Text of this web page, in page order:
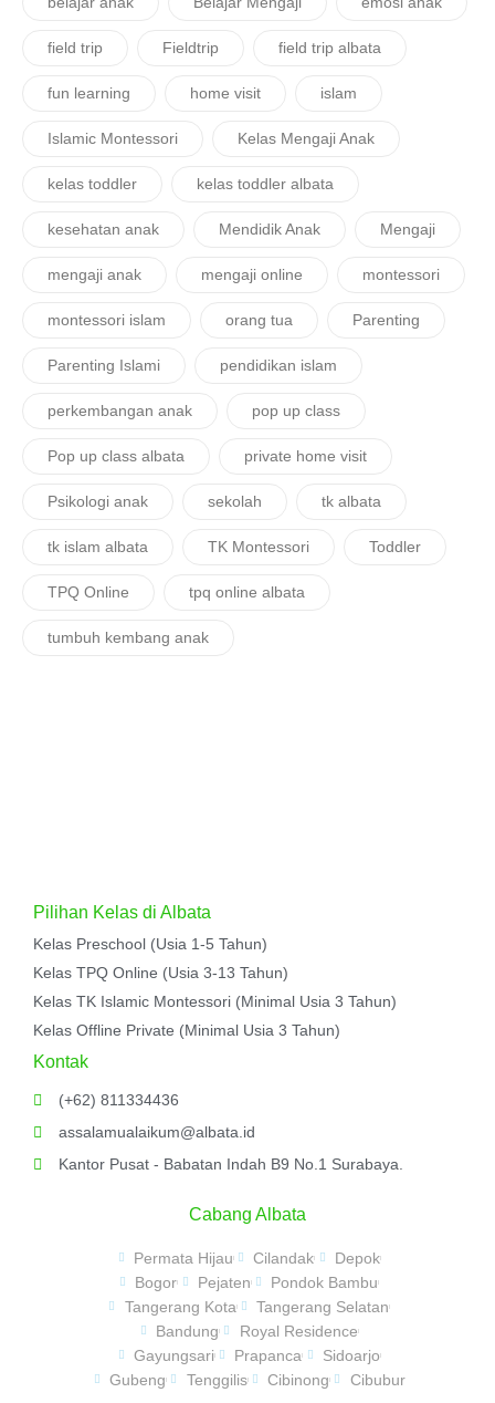
field trip Fieldtrip field trip albata
fun learning home visit islam
Islamic Montessori Kelas Mengaji Anak
kelas toddler kelas toddler albata
kesehatan anak Mendidik Anak Mengaji
mengaji anak mengaji online montessori
montessori islam orang tua Parenting
Parenting Islami pendidikan islam
perkembangan anak pop up class
Pop up class albata private home visit
Psikologi anak sekolah tk albata
tk islam albata TK Montessori Toddler
TPQ Online tpq online albata
tumbuh kembang anak
Pilihan Kelas di Albata
Kelas Preschool (Usia 1-5 Tahun)
Kelas TPQ Online (Usia 3-13 Tahun)
Kelas TK Islamic Montessori (Minimal Usia 3 Tahun)
Kelas Offline Private (Minimal Usia 3 Tahun)
Kontak
(+62) 811334436
assalamualaikum@albata.id
Kantor Pusat - Babatan Indah B9 No.1 Surabaya.
Cabang Albata
Permata Hijau Cilandak
Depok
Bogor
Pejaten
Pondok Bambu
Tangerang Kota
Tangerang Selatan
Bandung
Royal Residence
Gayungsari
Prapanca
Sidoarjo
Gubeng
Tenggilis Cibinong Cibubur